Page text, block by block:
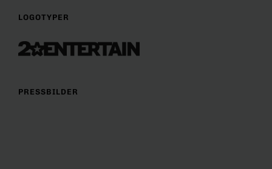
LOGOTYPER
PRESSBILDER